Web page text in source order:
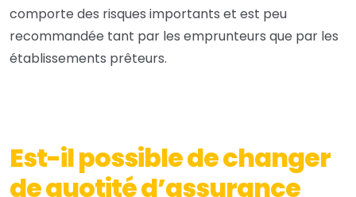
comporte des risques importants et est peu
recommandée tant par les emprunteurs que par les
établissements prêteurs.
Est-il possible de changer
de quotité d’assurance